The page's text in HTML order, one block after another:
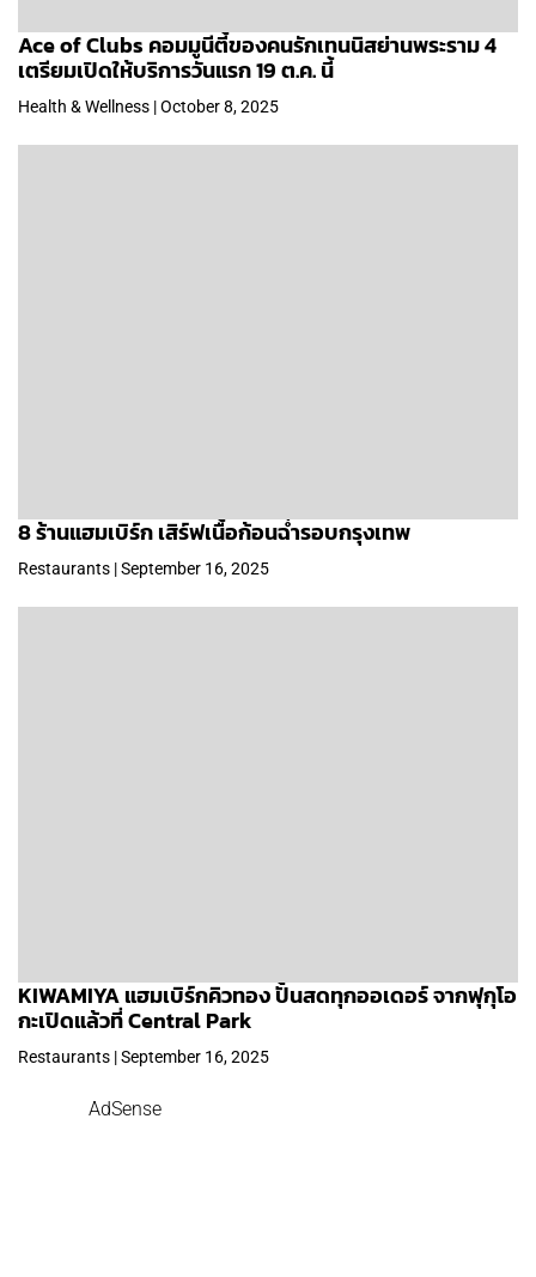
Ace of Clubs คอมมูนีตี้ของคนรักเทนนิสย่านพระราม 4
เตรียมเปิดให้บริการวันแรก 19 ต.ค. นี้
Health & Wellness | October 8, 2025
8 ร้านแฮมเบิร์ก เสิร์ฟเนื้อก้อนฉ่ำรอบกรุงเทพ
Restaurants | September 16, 2025
KIWAMIYA แฮมเบิร์กคิวทอง ปั้นสดทุกออเดอร์ จากฟุกุโอ
กะเปิดแล้วที่ Central Park
Restaurants | September 16, 2025
AdSense